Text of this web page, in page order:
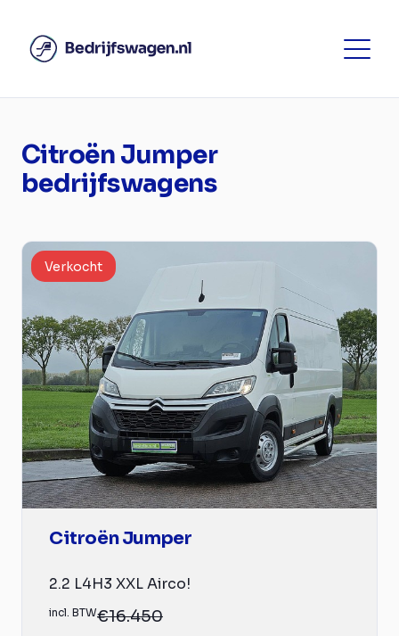
Citroën Jumper
bedrijfswagens
Verkocht
Citroën Jumper
2.2 L4H3 XXL Airco!
incl. BTW€16.450